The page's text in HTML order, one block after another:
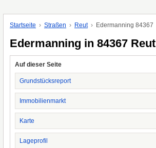
Startseite Straßen Reut Edermanning 84367
Edermanning in 84367 Reut
Auf dieser Seite
Grundstücksreport
Immobilienmarkt
Karte
Lageprofil